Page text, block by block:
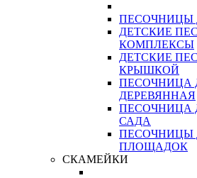
ПЕСОЧНИЦЫ
ДЕТСКИЕ
КОМПЛЕКСЫ
ДЕТСКИЕ
КРЫШКОЙ
ПЕСОЧНИЦА
ДЕРЕВЯННАЯ
ПЕСОЧНИЦА
САДА
ПЕСОЧНИЦЫ
ПЛОЩАДОК
СКАМЕЙКИ